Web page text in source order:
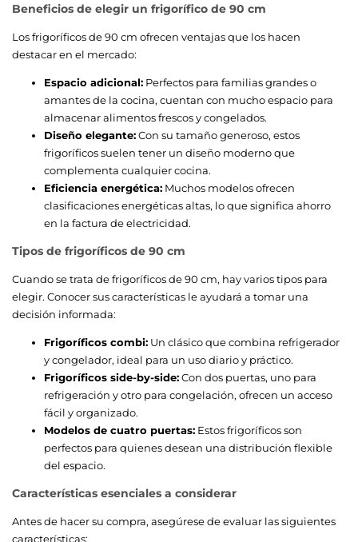
Beneficios de elegir un frigorífico de 90 cm
Los frigoríficos de 90 cm ofrecen ventajas que los hacen
destacar en el mercado:
Espacio adicional: Perfectos para familias grandes o
amantes de la cocina, cuentan con mucho espacio para
almacenar alimentos frescos y congelados.
Diseño elegante:Con su tamaño generoso, estos
frigoríficos suelen tener un diseño moderno que
complementa cualquier cocina.
Eficiencia energética: Muchos modelos ofrecen
clasificaciones energéticas altas, lo que significa ahorro
en la factura de electricidad.
Tipos de frigoríficos de 90 cm
Cuando se trata de frigoríficos de 90 cm, hay varios tipos para
elegir. Conocer sus características le ayudará a tomar una
decisión informada:
Frigoríficos combi: Un clásico que combina refrigerador
y congelador, ideal para un uso diario y práctico.
Frigoríficos side-by-side:Con dos puertas, uno para
refrigeración y otro para congelación, ofrecen un acceso
fácil y organizado.
Modelos de cuatro puertas: Estos frigoríficos son
perfectos para quienes desean una distribución flexible
del espacio.
Características esenciales a considerar
Antes de hacer su compra, asegúrese de evaluar las siguientes
características: